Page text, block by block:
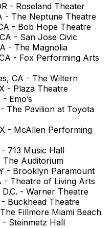
- Roseland Theater
- The Neptune Theatre
- Bob Hope Theatre
- San Jose Civic
- The Magnolia
- Fox Performing Arts
CA - The Wiltern
- Plaza Theatre
Emo’s
The Pavilion at Toyota
- McAllen Performing
713 Music Hall
The Auditorium
- Brooklyn Paramount
- Theatre of Living Arts
D.C. - Warner Theatre
Buckhead Theatre
Fillmore Miami Beach
- Steinmetz Hall